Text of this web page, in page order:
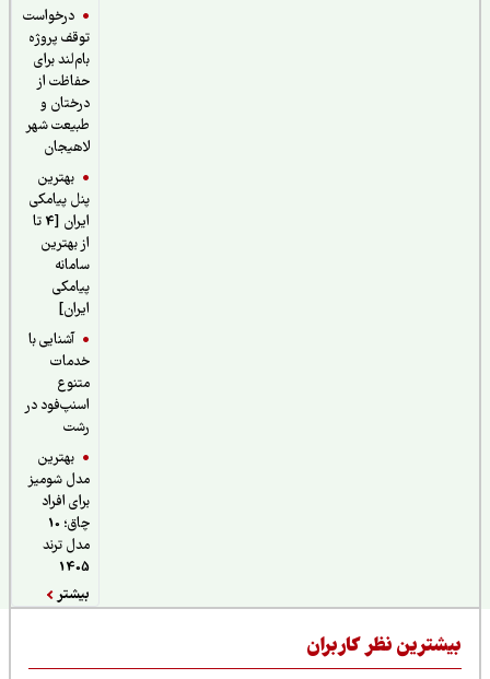
درخواست
توقف پروژه
بام‌لند برای
حفاظت از
درختان و
طبیعت شهر
لاهیجان
بهترین
پنل پیامکی
ایران [4 تا
از بهترین
سامانه
پیامکی
آشنایی با
خدمات
اسنپ‌فود در
بهترین
مدل شومیز
برای افراد
چاق؛ 10
مدل ترند
نظر کاربران